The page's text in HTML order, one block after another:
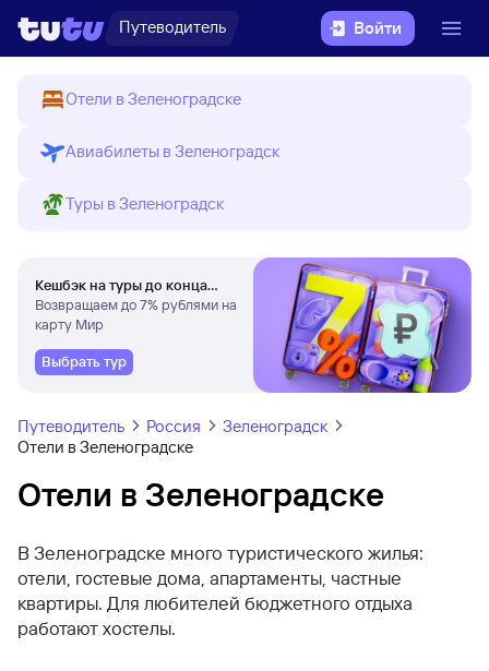
Путеводитель Войти
Отели в Зеленоградске
Авиабилеты в Зеленоградск
Туры в Зеленоградск
Кешбэк на туры до конца
августа
Возвращаем до 7% рублями на
карту Мир
Выбрать тур
Путеводитель Россия
Зеленоградск
Отели в Зеленоградске
Отели в Зеленоградске
В Зеленоградске много туристического жилья:
отели, гостевые дома, апартаменты, частные
квартиры. Для любителей бюджетного отдыха
работают хостелы.